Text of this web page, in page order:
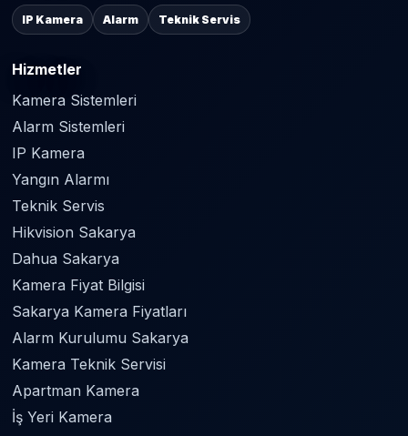
IP Kamera Alarm Teknik Servis
Hizmetler
Kamera Sistemleri
Alarm Sistemleri
IP Kamera
Yangın Alarmı
Teknik Servis
Hikvision Sakarya
Dahua Sakarya
Kamera Fiyat Bilgisi
Sakarya Kamera Fiyatları
Alarm Kurulumu Sakarya
Kamera Teknik Servisi
Apartman Kamera
İş Yeri Kamera